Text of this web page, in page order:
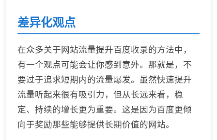
差异化观点
在众多关于网站流量提升百度收录的方法中，
有一个观点可能会让你感到意外。那就是，不
要过于追求短期内的流量爆发。虽然快速提升
流量听起来很有吸引力，但从长远来看，稳
定、持续的增长更为重要。这是因为百度更倾
向于奖励那些能够提供长期价值的网站。